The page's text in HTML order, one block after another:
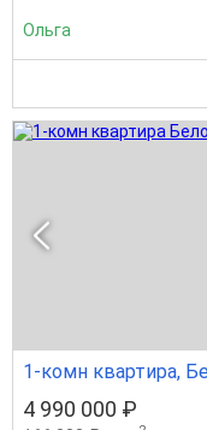
Ольга
1-комн квартира,
4 990 000 ₽